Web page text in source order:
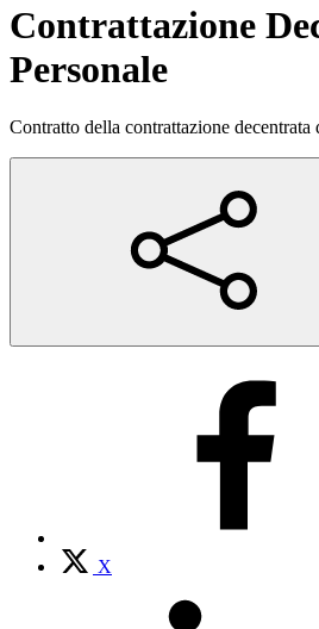
Contrattazione
Personale
Contratto della contrattazione decentrata
X